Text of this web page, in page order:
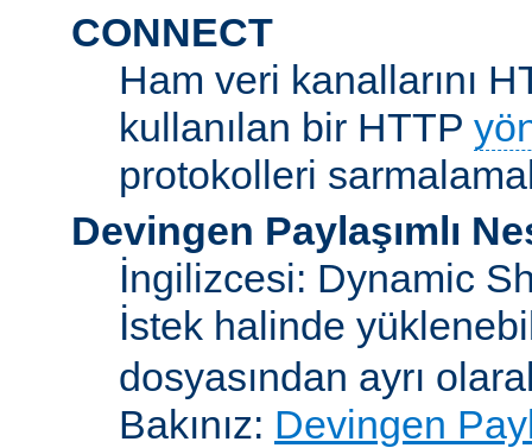
CONNECT
Ham veri kanallarını
kullanılan bir HTTP
protokolleri
Devingen Paylaşımlı
İngilizcesi: Dynamic
İstek halinde
dosyasından ayrı
Bakınız: Devingen